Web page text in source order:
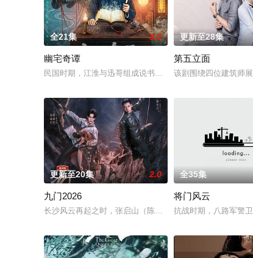
全21集 3.0
幽宅奇谭
民国时期，江淮与迅哥组成说书班子，偶遇“白天人住屋，
更新至28集
第五立面
该剧围绕四位建筑师
更新至20集 2.0
九门2026
长沙风云再起之时，张启山（陈伟霆 饰）与吴老狗（曾舜
全35集
将门风云
抗战时期，八路军警